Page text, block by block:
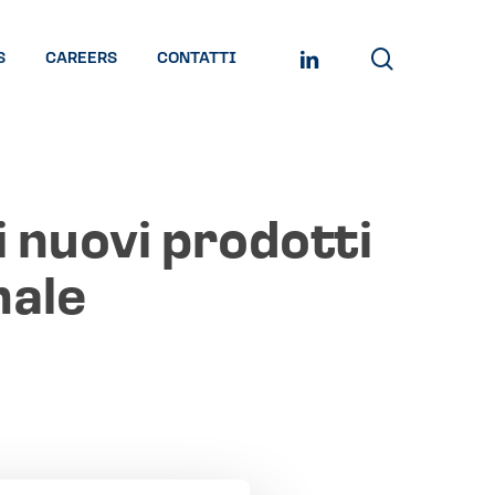
CAREERS CONTATTI LINKEDIN
nuovi prodotti